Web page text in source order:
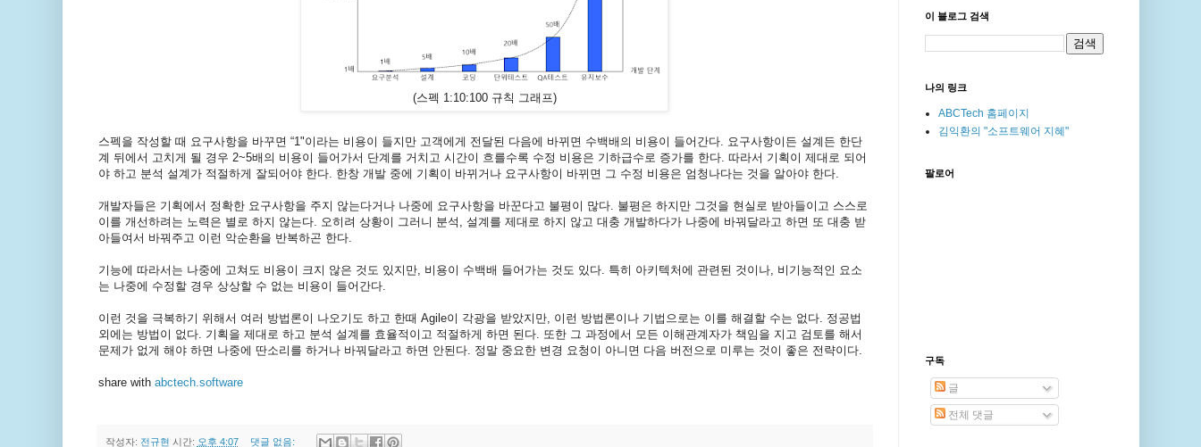
(스펙 1:10:100 규칙 그래프)
스펙을 작성할 때 요구사항을 바꾸면 “1"이라는 비용이 들지만 고객에게 전달된 다음에 바뀌면 수백배의 비용이 들어간다. 요구사항이든 설계든 한단
계 뒤에서 고치게 될 경우 2~5배의 비용이 들어가서 단계를 거치고 시간이 흐를수록 수정 비용은 기하급수로 증가를 한다. 따라서 기획이 제대로 되어
야 하고 분석 설계가 적절하게 잘되어야 한다. 한창 개발 중에 기획이 바뀌거나 요구사항이 바뀌면 그 수정 비용은 엄청나다는 것을 알아야 한다.
개발자들은 기획에서 정확한 요구사항을 주지 않는다거나 나중에 요구사항을 바꾼다고 불평이 많다. 불평은 하지만 그것을 현실로 받아들이고 스스로
이를 개선하려는 노력은 별로 하지 않는다. 오히려 상황이 그러니 분석, 설계를 제대로 하지 않고 대충 개발하다가 나중에 바꿔달라고 하면 또 대충 받
아들여서 바꿔주고 이런 악순환을 반복하곤 한다.
기능에 따라서는 나중에 고쳐도 비용이 크지 않은 것도 있지만, 비용이 수백배 들어가는 것도 있다. 특히 아키텍처에 관련된 것이나, 비기능적인 요소
는 나중에 수정할 경우 상상할 수 없는 비용이 들어간다.
이런 것을 극복하기 위해서 여러 방법론이 나오기도 하고 한때 Agile이 각광을 받았지만, 이런 방법론이나 기법으로는 이를 해결할 수는 없다. 정공법
외에는 방법이 없다. 기획을 제대로 하고 분석 설계를 효율적이고 적절하게 하면 된다. 또한 그 과정에서 모든 이해관계자가 책임을 지고 검토를 해서
문제가 없게 해야 하면 나중에 딴소리를 하거나 바꿔달라고 하면 안된다. 정말 중요한 변경 요청이 아니면 다음 버전으로 미루는 것이 좋은 전략이다.
share with abctech.software
작성자: 전규현 시간: 오후 4:07 댓글 없음:
이 블로그 검색
나의 링크
ABCTech 홈페이지
김익환의 "소프트웨어 지혜"
팔로어
구독
글
전체 댓글